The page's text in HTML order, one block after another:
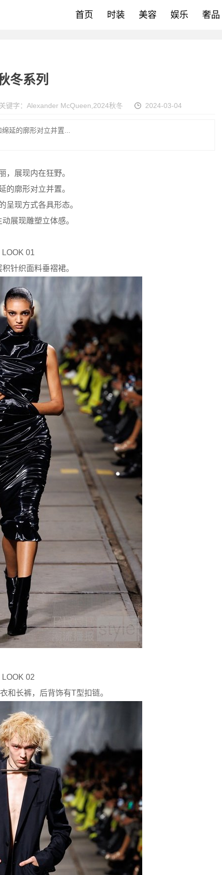
首页 时装 美容 娱乐 奢品
冬系列
键字： Alexander McQueen 2024秋冬 2024-03-04
延的廓形对立并置...
，展现内在狂野。
的廓形对立并置。
呈现方式各具形态。
展现雕塑立体感。
LOOK 01
针织面料垂褶裙。
LOOK 02
和长裤，后背饰有T型扣链。